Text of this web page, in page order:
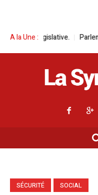
A la Une :Parlement
SÉCURITÉ SOCIAL